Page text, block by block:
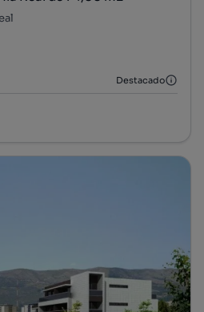
Destacado